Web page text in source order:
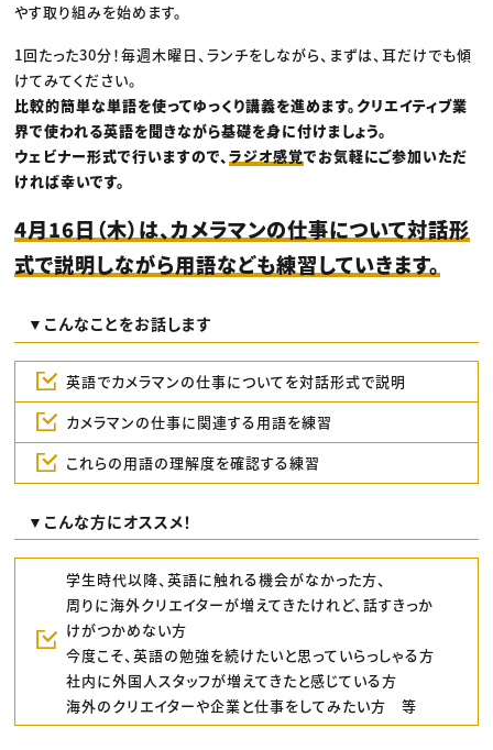
やす取り組みを始めます。
1回たった30分！毎週木曜日、ランチをしながら、まずは、耳だけでも傾
けてみてください。
比較的簡単な単語を使ってゆっくり講義を進めます。クリエイティブ業
界で使われる英語を聞きながら基礎を身に付けましょう。
ウェビナー形式で行いますので、ラジオ感覚でお気軽にご参加いただ
ければ幸いです。
4月16日（木）は、カメラマンの仕事について対話形
式で説明しながら用語なども練習していきます。
▼こんなことをお話します
英語でカメラマンの仕事についてを対話形式で説明
カメラマンの仕事に関連する用語を練習
これらの用語の理解度を確認する練習
▼こんな方にオススメ！
学生時代以降、英語に触れる機会がなかった方、
周りに海外クリエイターが増えてきたけれど、話すきっか
けがつかめない方
今度こそ、英語の勉強を続けたいと思っていらっしゃる方
社内に外国人スタッフが増えてきたと感じている方
海外のクリエイターや企業と仕事をしてみたい方 等